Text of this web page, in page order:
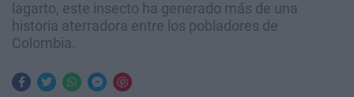
lagarto, este insecto ha generado más de una
historia aterradora entre los pobladores de
Colombia.